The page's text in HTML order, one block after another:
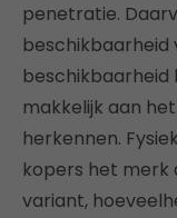
penetratie.
beschikbaarheid
makkelijk aan
herkennen.
kopers het merk
variant,